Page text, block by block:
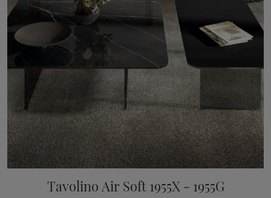
Tavolino Air Soft 1955X - 1955G